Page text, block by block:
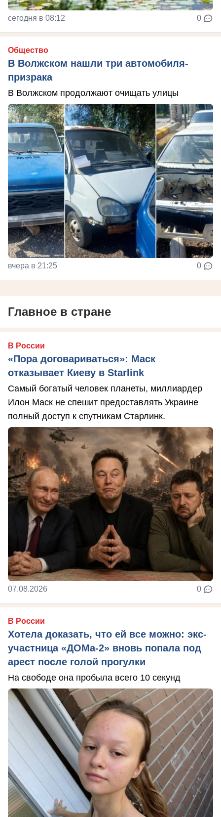
сегодня в 08:12 0
Общество
В Волжском нашли три автомобиля-
призрака
В Волжском продолжают очищать улицы
вчера в 21:25 0
Главное в стране
В России
«Пора договариваться»: Маск
отказывает Киеву в Starlink
Самый богатый человек планеты, миллиардер
Илон Маск не спешит предоставлять Украине
полный доступ к спутникам Старлинк.
07.08.2026 0
В России
Хотела доказать, что ей все можно: экс-
участница «ДОМа-2» вновь попала под
арест после голой прогулки
На свободе она пробыла всего 10 секунд